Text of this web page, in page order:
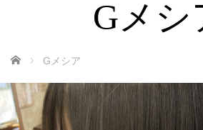
Gメシ
ホーム Gメシア